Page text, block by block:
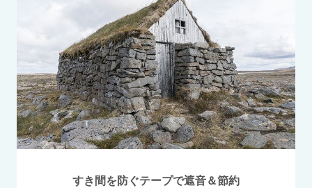
すき間を防ぐテープで遮音＆節約